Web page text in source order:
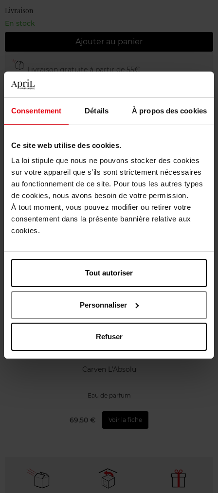
Consentement Détails À propos des cookies
Ce site web utilise des cookies.
La loi stipule que nous ne pouvons stocker des cookies
sur votre appareil que s’ils sont strictement nécessaires
au fonctionnement de ce site. Pour tous les autres types
de cookies, nous avons besoin de votre permission.
À tout moment, vous pouvez modifier ou retirer votre
consentement dans la présente bannière relative aux
cookies.
Tout autoriser
Personnaliser
Refuser
Livraison
En stock
Ajouter au panier
Livraison gratuite à partir de 55€
Retour gratuit dans votre magasin
Description
Caractéristiques
Avis client
Vous aimerez peut-être
CARVEN
Carven L'Absolu
Eau de parfum
69,50 € Voir la fiche